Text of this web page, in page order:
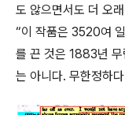
도 않으면서도 더 오
“이 작품은 3520여
를 끈 것은 1883년
는 아니다. 무한정하